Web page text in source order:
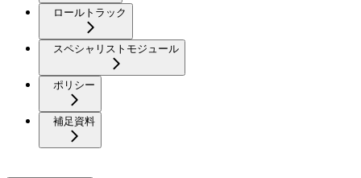
ロールトラック
スペシャリストモジュール
ポリシー
補足資料